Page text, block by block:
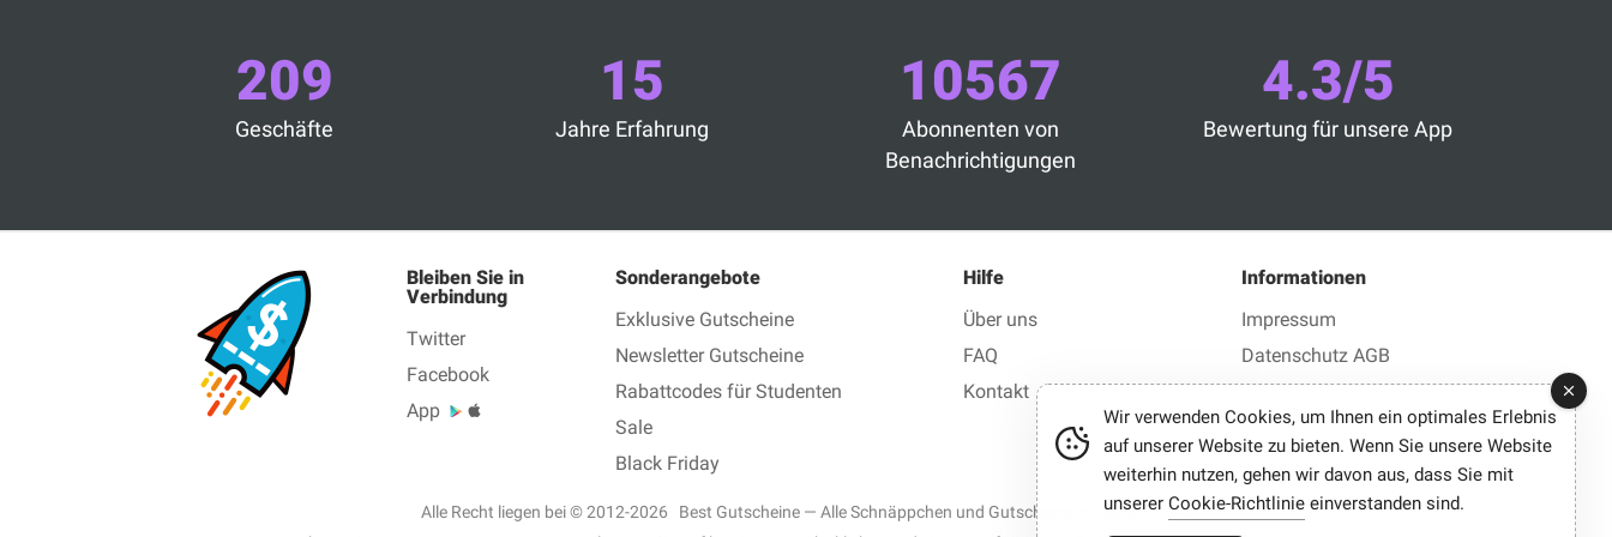
209
Geschäfte
15
Jahre Erfahrung
10567
Abonnenten von
Benachrichtigungen
4.3/5
Bewertung für unsere App
Bleiben Sie in
Verbindung
Twitter
Facebook
App
Sonderangebote
Exklusive Gutscheine
Newsletter Gutscheine
Rabattcodes für Studenten
Sale
Black Friday
Hilfe
Über uns
FAQ
Kontakt
Informationen
Impressum
Datenschutz AGB
Alle Recht liegen bei © 2012-2026 Best Gutscheine — Alle Schnäppchen und Gutscheine mit einem Klick.
Wir verwenden Cookies, um Ihnen ein optimales Erlebnis
auf unserer Website zu bieten. Wenn Sie unsere Website
weiterhin nutzen, gehen wir davon aus, dass Sie mit
unserer Cookie-Richtlinie einverstanden sind.